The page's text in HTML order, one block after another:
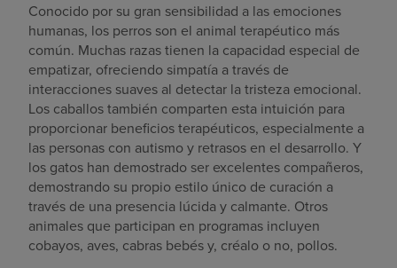
Conocido por su gran sensibilidad a las emociones
humanas, los perros son el animal terapéutico más
común. Muchas razas tienen la capacidad especial de
empatizar, ofreciendo simpatía a través de
interacciones suaves al detectar la tristeza emocional.
Los caballos también comparten esta intuición para
proporcionar beneficios terapéuticos, especialmente a
las personas con autismo y retrasos en el desarrollo. Y
los gatos han demostrado ser excelentes compañeros,
demostrando su propio estilo único de curación a
través de una presencia lúcida y calmante. Otros
animales que participan en programas incluyen
cobayos, aves, cabras bebés y, créalo o no, pollos.